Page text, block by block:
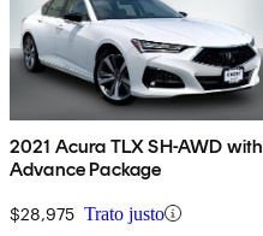
2021 Acura TLX SH-AWD with
Advance Package
$28,975 Trato justo